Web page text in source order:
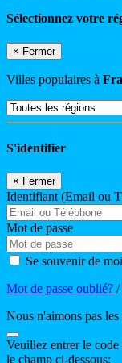
Sélectionnez votre
× Fermer
Villes populaires à
S'identifier
× Fermer
Identifiant (Email ou
Mot de passe
Se souvenir de moi
Mot de passe oublié? /
Nous n'aimons pas
Veuillez entrer le code
le champ ci-dessous: